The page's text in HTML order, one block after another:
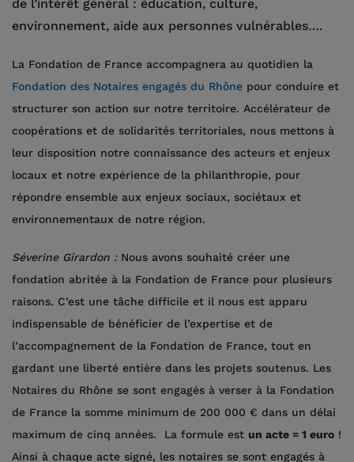
de l’intérêt général : éducation, culture,
environnement, aide aux personnes vulnérables….
La Fondation de France accompagnera au quotidien la
Fondation des Notaires engagés du Rhône pour conduire et
structurer son action sur notre territoire. Accélérateur de
coopérations et de solidarités territoriales, nous mettons à
leur disposition notre connaissance des acteurs et enjeux
locaux et notre expérience de la philanthropie, pour
répondre ensemble aux enjeux sociaux, sociétaux et
environnementaux de notre région.
Séverine Girardon :Nous avons souhaité créer une
fondation abritée à la Fondation de France pour plusieurs
raisons. C’est une tâche difficile et il nous est apparu
indispensable de bénéficier de l’expertise et de
l’accompagnement de la Fondation de France, tout en
gardant une liberté entière dans les projets soutenus. Les
Notaires du Rhône se sont engagés à verser à la Fondation
de France la somme minimum de 200 000 € dans un délai
maximum de cinq années. La formule est un acte = 1 euro !
Ainsi à chaque acte signé, les notaires se sont engagés à